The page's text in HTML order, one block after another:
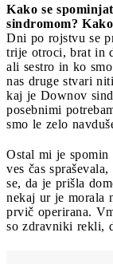
Kako se
sindromom?
Dni po rojstvu se
trije otroci, brat in
ali sestro in ko
nas druge stvari
kaj je Downov
posebnimi
smo le zelo
Ostal mi je spomin
ves čas
se, da je prišla
nekaj ur je morala
prvič operirana.
so zdravniki rekli,